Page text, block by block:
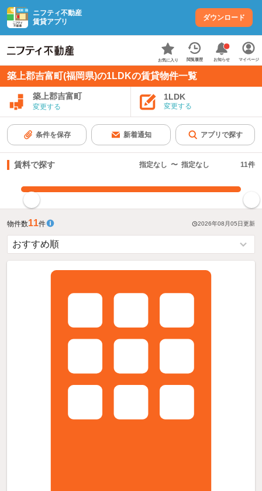
ニフティ不動産
賃貸アプリ
ダウンロード
お気に入り 閲覧履歴 お知らせ マイページ
築上郡吉富町(福岡県)の1LDKの賃貸物件一覧
築上郡吉富町
変更する
1LDK
変更する
条件を保存 新着通知 アプリで探す
賃料で探す 指定なし 〜 指定なし 11件
物件数11件 2026年08月05日更新